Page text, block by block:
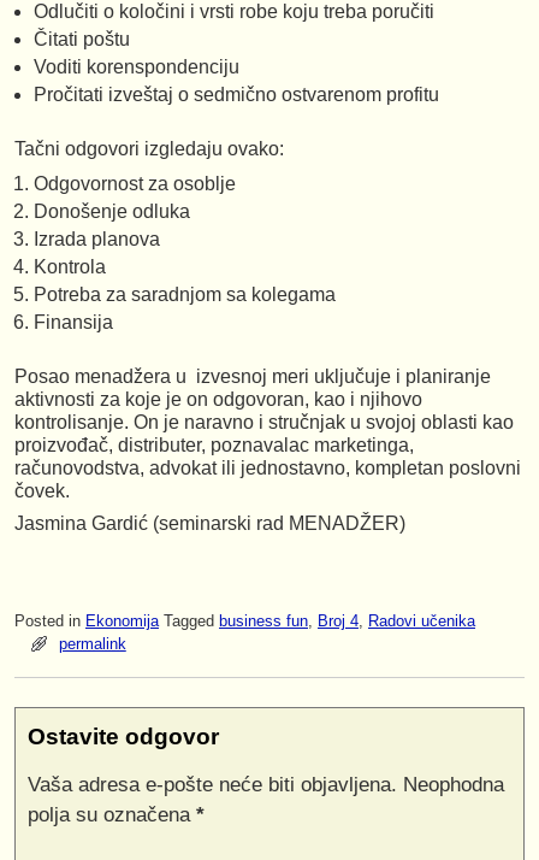
Odlučiti o koločini i vrsti robe koju treba poručiti
Čitati poštu
Voditi korenspondenciju
Pročitati izveštaj o sedmično ostvarenom profitu
Tačni odgovori izgledaju ovako:
Odgovornost za osoblje
Donošenje odluka
Izrada planova
Kontrola
Potreba za saradnjom sa kolegama
Finansija
Posao menadžera u izvesnoj meri uključuje i planiranje
aktivnosti za koje je on odgovoran, kao i njihovo
kontrolisanje. On je naravno i stručnjak u svojoj oblasti kao
proizvođač, distributer, poznavalac marketinga,
računovodstva, advokat ili jednostavno, kompletan poslovni
čovek.
Jasmina Gardić (seminarski rad MENADŽER)
Posted in Ekonomija Tagged business fun, Broj 4, Radovi učenika
permalink
Ostavite odgovor
Vaša adresa e-pošte neće biti objavljena. Neophodna
polja su označena *